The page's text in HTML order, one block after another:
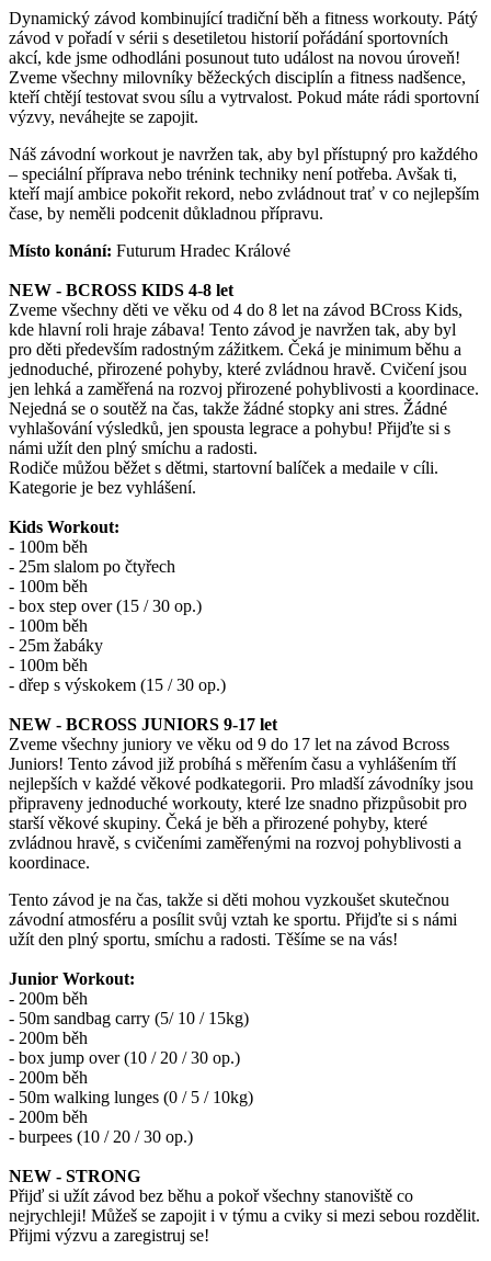
Dynamický závod kombinující tradiční běh a fitness workouty. Pátý
závod v pořadí v sérii s desetiletou historií pořádání sportovních
akcí, kde jsme odhodláni posunout tuto událost na novou úroveň!
Zveme všechny milovníky běžeckých disciplín a fitness nadšence,
kteří chtějí testovat svou sílu a vytrvalost. Pokud máte rádi sportovní
výzvy, neváhejte se zapojit.
Náš závodní workout je navržen tak, aby byl přístupný pro každého
– speciální příprava nebo trénink techniky není potřeba. Avšak ti,
kteří mají ambice pokořit rekord, nebo zvládnout trať v co nejlepším
čase, by neměli podcenit důkladnou přípravu.
Místo konání: Futurum Hradec Králové
NEW - BCROSS KIDS 4-8 let
Zveme všechny děti ve věku od 4 do 8 let na závod BCross Kids,
kde hlavní roli hraje zábava! Tento závod je navržen tak, aby byl
pro děti především radostným zážitkem. Čeká je minimum běhu a
jednoduché, přirozené pohyby, které zvládnou hravě. Cvičení jsou
jen lehká a zaměřená na rozvoj přirozené pohyblivosti a koordinace.
Nejedná se o soutěž na čas, takže žádné stopky ani stres. Žádné
vyhlašování výsledků, jen spousta legrace a pohybu! Přijďte si s
námi užít den plný smíchu a radosti.
Rodiče můžou běžet s dětmi, startovní balíček a medaile v cíli.
Kategorie je bez vyhlášení.
Kids Workout:
- 100m běh
- 25m slalom po čtyřech
- 100m běh
- box step over (15 / 30 op.)
- 100m běh
- 25m žabáky
- 100m běh
- dřep s výskokem (15 / 30 op.)
NEW - BCROSS JUNIORS 9-17 let
Zveme všechny juniory ve věku od 9 do 17 let na závod Bcross
Juniors! Tento závod již probíhá s měřením času a vyhlášením tří
nejlepších v každé věkové podkategorii. Pro mladší závodníky jsou
připraveny jednoduché workouty, které lze snadno přizpůsobit pro
starší věkové skupiny. Čeká je běh a přirozené pohyby, které
zvládnou hravě, s cvičeními zaměřenými na rozvoj pohyblivosti a
koordinace.
Tento závod je na čas, takže si děti mohou vyzkoušet skutečnou
závodní atmosféru a posílit svůj vztah ke sportu. Přijďte si s námi
užít den plný sportu, smíchu a radosti. Těšíme se na vás!
Junior Workout:
- 200m běh
- 50m sandbag carry (5/ 10 / 15kg)
- 200m běh
- box jump over (10 / 20 / 30 op.)
- 200m běh
- 50m walking lunges (0 / 5 / 10kg)
- 200m běh
- burpees (10 / 20 / 30 op.)
NEW - STRONG
Přijď si užít závod bez běhu a pokoř všechny stanoviště co
nejrychleji! Můžeš se zapojit i v týmu a cviky si mezi sebou rozdělit.
Přijmi výzvu a zaregistruj se!